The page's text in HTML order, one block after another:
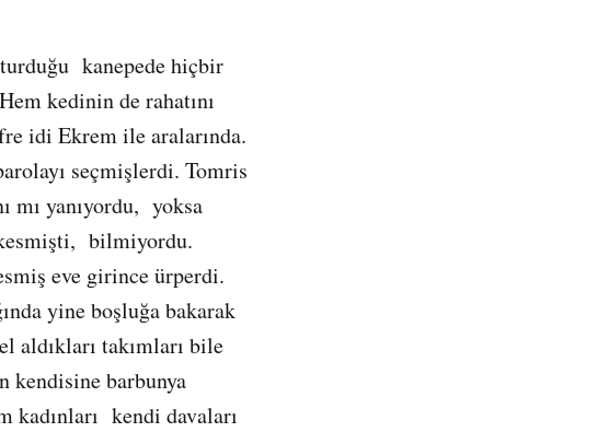
kanepede hiçbir
kedinin de rahatını
idi Ekrem ile aralarında.
seçmişlerdi. Tomris
mı yanıyordu, yoksa
kesmişti, bilmiyordu.
eve girince ürperdi.
yine boşluğa bakarak
takımları bile
kendisine barbunya
kendi davaları